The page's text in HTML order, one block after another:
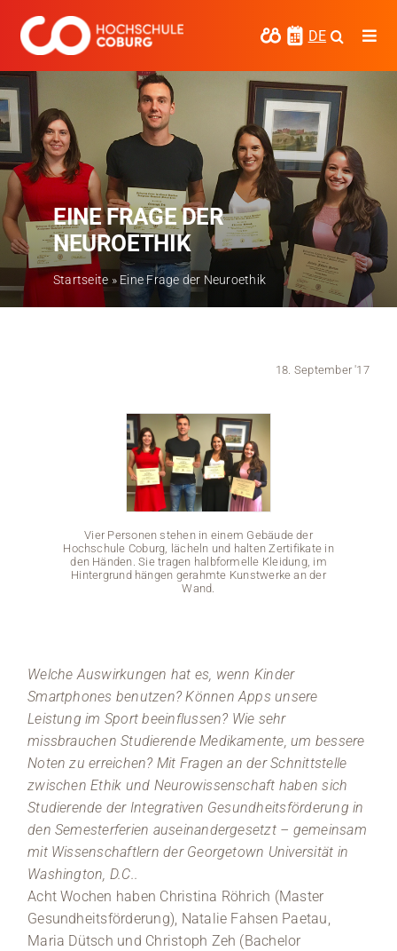
Inhalt
springen
DE
Studieren
Forschen
Kooperieren
Hochschule Coburg
Regionalentwicklung
Entdecke die Region
Stellenangebote
Veranstaltungen
EINE FRAGE DER
NEUROETHIK
Startseite » Eine Frage der Neuroethik
18. September '17
Vier Personen stehen in einem Gebäude der
Hochschule Coburg, lächeln und halten Zertifikate in
den Händen. Sie tragen halbformelle Kleidung, im
Hintergrund hängen gerahmte Kunstwerke an der
Wand.
Welche Auswirkungen hat es, wenn Kinder
Smartphones benutzen? Können Apps unsere
Leistung im Sport beeinflussen? Wie sehr
missbrauchen Studierende Medikamente, um bessere
Noten zu erreichen? Mit Fragen an der Schnittstelle
zwischen Ethik und Neurowissenschaft haben sich
Studierende der Integrativen Gesundheitsförderung in
den Semesterferien auseinandergesetzt – gemeinsam
mit Wissenschaftlern der Georgetown Universität in
Washington, D.C..
Acht Wochen haben Christina Röhrich (Master
Gesundheitsförderung), Natalie Fahsen Paetau,
Maria Dütsch und Christoph Zeh (Bachelor